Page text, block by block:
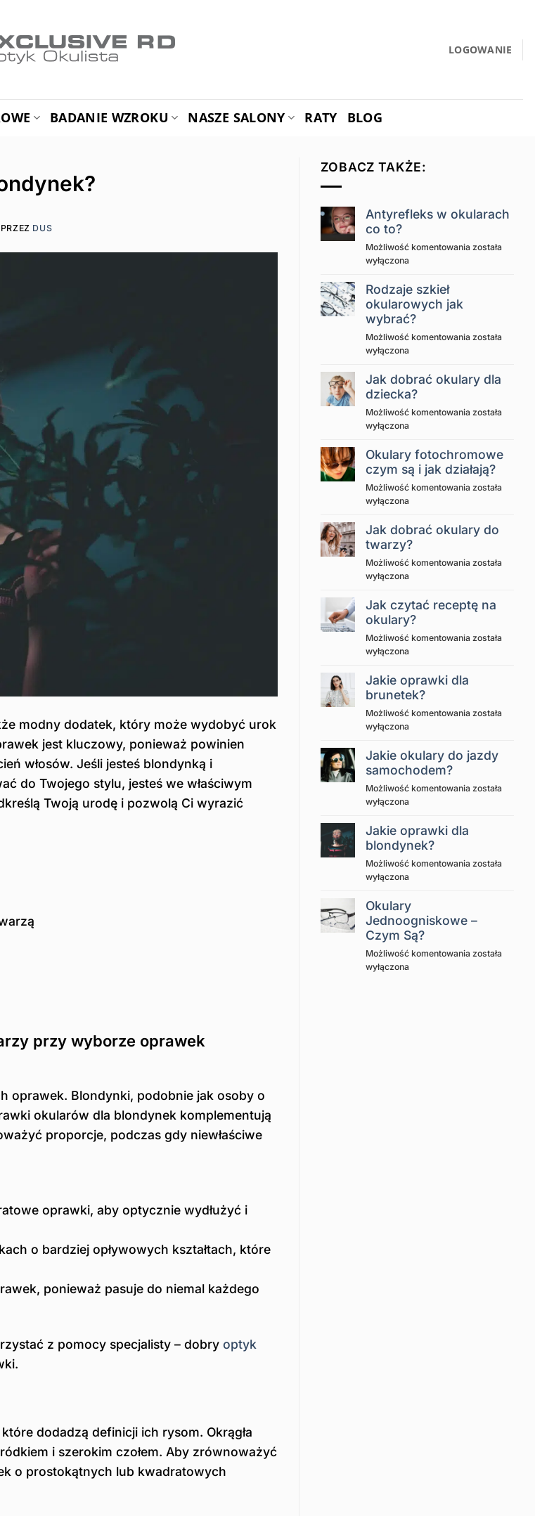
LOGOWANIE
BADANIE WZROKU NASZE SALONY RATY BLOG
PRZEZ DUS
modny dodatek, który może wydobyć urok
jest kluczowy, ponieważ powinien
włosów. Jeśli jesteś blondynką i
do Twojego stylu, jesteś we właściwym
Twoją urodę i pozwolą Ci wyrazić
przy wyborze oprawek
oprawek. Blondynki, podobnie jak osoby o
okularów dla blondynek komplementują
proporcje, podczas gdy niewłaściwe
oprawki, aby optycznie wydłużyć i
o bardziej opływowych kształtach, które
ponieważ pasuje do niemal każdego
z pomocy specjalisty – dobry optyk
dodadzą definicji ich rysom. Okrągła
i szerokim czołem. Aby zrównoważyć
o prostokątnych lub kwadratowych
ZOBACZ TAKŻE:
Antyrefleks w okularach
co to?
Możliwość komentowania Antyrefleks
została
wyłączona
Rodzaje szkieł
okularowych jak
wybrać?
Możliwość komentowania Rodzaje
jak
wybrać?
została
wyłączona
Jak dobrać okulary dla
dziecka?
Możliwość komentowania Jak
dla
dziecka?
została
wyłączona
Okulary fotochromowe
czym są i jak działają?
Możliwość komentowania Okulary
są
działają?
została
wyłączona
Jak dobrać okulary do
twarzy?
Możliwość komentowania Jak
do
twarzy?
została
wyłączona
Jak czytać receptę na
okulary?
Możliwość komentowania Jak
została
wyłączona
Jakie oprawki dla
brunetek?
Możliwość komentowania Jakie
brunetek?
została
wyłączona
Jakie okulary do jazdy
samochodem?
Możliwość komentowania Jakie
została
wyłączona
Jakie oprawki dla
blondynek?
Możliwość komentowania Jakie
została
wyłączona
Okulary
Jednoogniskowe –
Czym Są?
Możliwość komentowania Okulary
została
wyłączona